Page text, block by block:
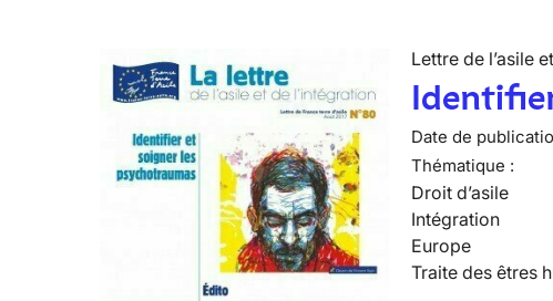
Lettre de l’asile
Date de
Thématique :
Droit d’asile
Intégration
Europe
Traite des êtres